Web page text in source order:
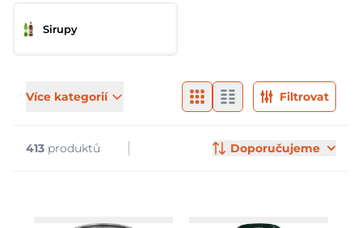
Sirupy
Filtry & značky
Products
Více kategorií Filtrovat
413 produktů Doporučujeme